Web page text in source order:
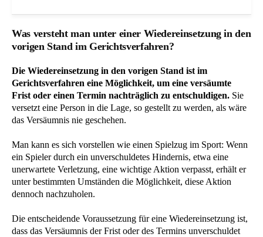
Was versteht man unter einer Wiedereinsetzung in den
vorigen Stand im Gerichtsverfahren?
Die Wiedereinsetzung in den vorigen Stand ist im
Gerichtsverfahren eine Möglichkeit, um eine versäumte
Frist oder einen Termin nachträglich zu entschuldigen. Sie
versetzt eine Person in die Lage, so gestellt zu werden, als wäre
das Versäumnis nie geschehen.
Man kann es sich vorstellen wie einen Spielzug im Sport: Wenn
ein Spieler durch ein unverschuldetes Hindernis, etwa eine
unerwartete Verletzung, eine wichtige Aktion verpasst, erhält er
unter bestimmten Umständen die Möglichkeit, diese Aktion
dennoch nachzuholen.
Die entscheidende Voraussetzung für eine Wiedereinsetzung ist,
dass das Versäumnis der Frist oder des Termins unverschuldet